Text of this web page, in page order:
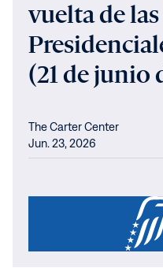
vuelta de
(21 de junio
The Carter Center
Jun. 23, 2026